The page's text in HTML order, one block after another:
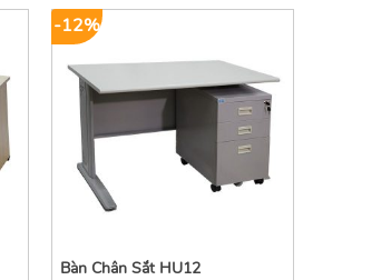
-12%
Bàn Chân Sắt HU12